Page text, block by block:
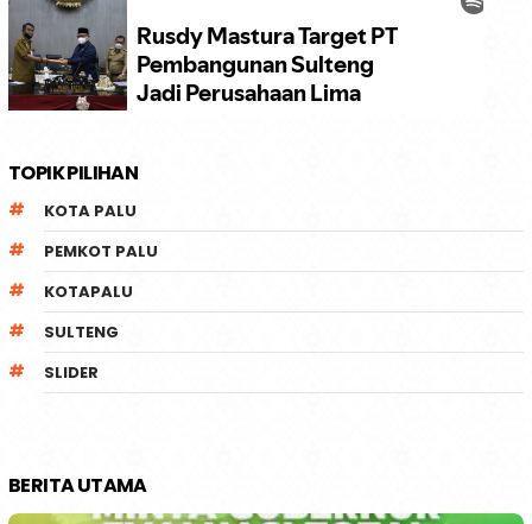
TOPIK PILIHAN
KOTA PALU
PEMKOT PALU
KOTAPALU
SULTENG
SLIDER
BERITA UTAMA